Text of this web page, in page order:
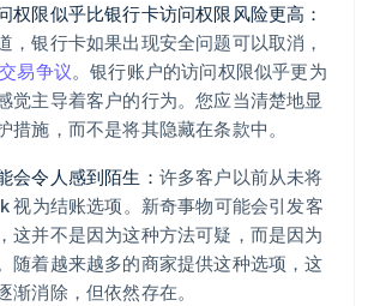
权限似乎比银行卡访问权限风险更高：
，银行卡如果出现安全问题可以取消，
交易争议。银行账户的访问权限似乎更为
觉主导着客户的行为。您应当清楚地显
措施，而不是将其隐藏在条款中。
会令人感到陌生： 许多客户以前从未将
视为结账选项。新奇事物可能会引发客
这并不是因为这种方法可疑，而是因为
随着越来越多的商家提供这种选项，这
渐消除，但依然存在。